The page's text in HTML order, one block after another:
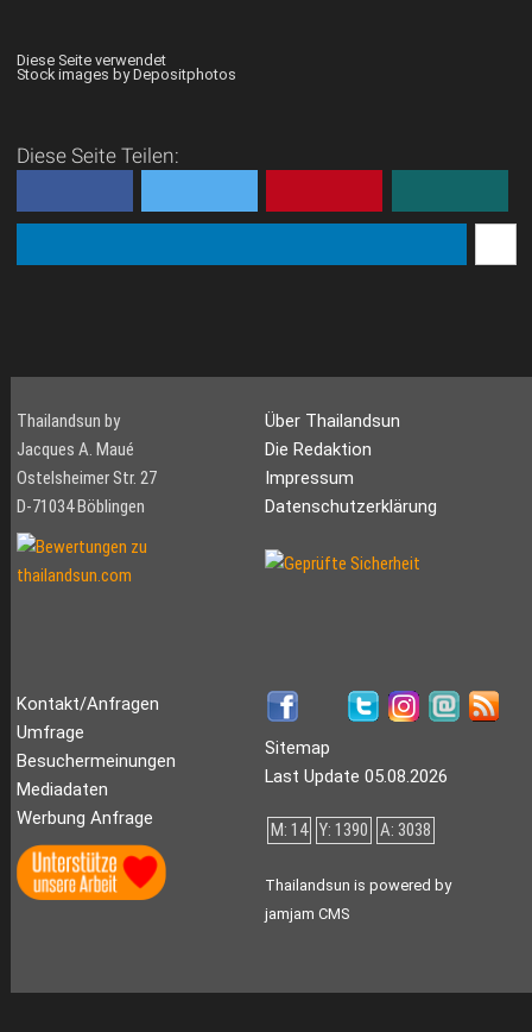
Diese Seite verwendet
Stock images by Depositphotos
Diese Seite Teilen:
Thailandsun by
Jacques A. Maué
Ostelsheimer Str. 27
D-71034 Böblingen
Über Thailandsun
Die Redaktion
Impressum
Datenschutzerklärung
Kontakt/Anfragen
Umfrage
Besuchermeinungen
Mediadaten
Werbung Anfrage
Sitemap
Last Update 05.08.2026
M: 14 Y: 1390 A: 3038
Thailandsun is powered by
jamjam CMS